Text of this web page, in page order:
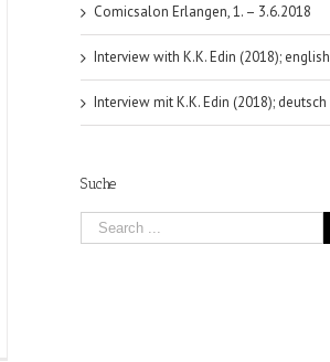
Comicsalon Erlangen, 1. – 3.6.2018
Interview with K.K. Edin (2018); english
Interview mit K.K. Edin (2018); deutsch
Suche